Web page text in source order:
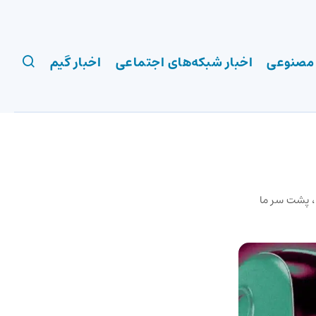
اخبار شبکه‌های اجتماعی اخبار گیم
ایجنت‌های هوش مصنوعی در شبکه اجتماعی‌ خود، OpenClaw، پشت سر ما